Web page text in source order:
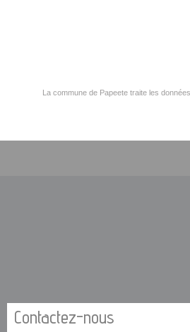
La commune de Papeete traite les
Contactez-nous